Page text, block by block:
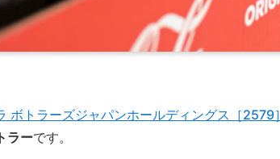
ボトラーズジャパンホールディングス［2579］
ラーです。